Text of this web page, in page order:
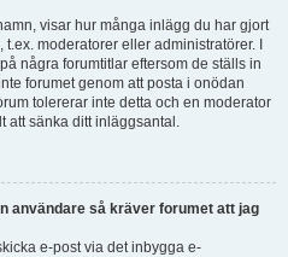
visar hur många inlägg du har gjort
moderatorer eller administratörer. I
några forumtitlar eftersom de ställs in
forumet genom att posta i onödan
tolererar inte detta och en moderator
att sänka ditt inläggsantal.
användare så kräver forumet att jag
e-post via det inbygga e-